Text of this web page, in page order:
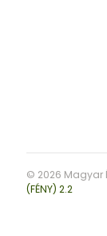
© 2026 Magyar
(FÉNY) 2.2